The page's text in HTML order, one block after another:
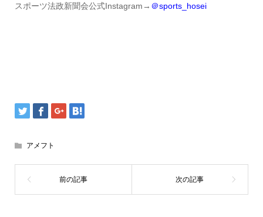
スポーツ法政新聞会公式Instagram→ ＠sports_hosei
アメフト